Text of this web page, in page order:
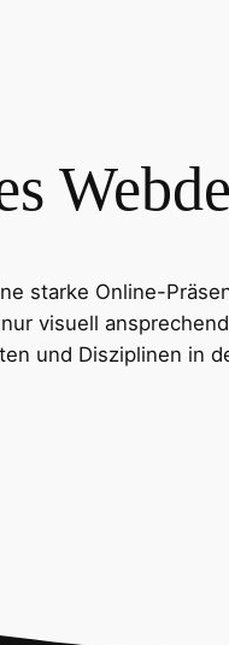
starke Online-
visuell
und Disziplinen in